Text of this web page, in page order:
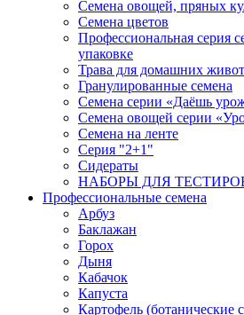
Семена овощей, пряных
Семена цветов
Профессиональная серия
упаковке
Трава для домашних
Гранулированные семена
Семена серии «Даёшь
Семена овощей серии
Семена на ленте
Серия "2+1"
Сидераты
НАБОРЫ ДЛЯ
Профессиональные семена
Арбуз
Баклажан
Горох
Дыня
Кабачок
Капуста
Картофель (ботанические